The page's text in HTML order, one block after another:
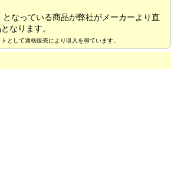
となっている商品が弊社がメーカーより直
なります。
として適格販売により収入を得ています。